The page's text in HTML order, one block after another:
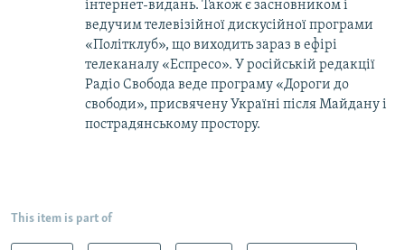
інтернет-видань. Також є засновником і
ведучим телевізійної дискусійної програми
«Політклуб», що виходить зараз в ефірі
телеканалу «Еспресо». У російській редакції
Радіо Свобода веде програму «Дороги до
свободи», присвячену Україні після Майдану і
пострадянському простору.
This item is part of